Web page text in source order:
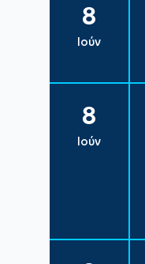
8
Ιούν
8
Ιούν